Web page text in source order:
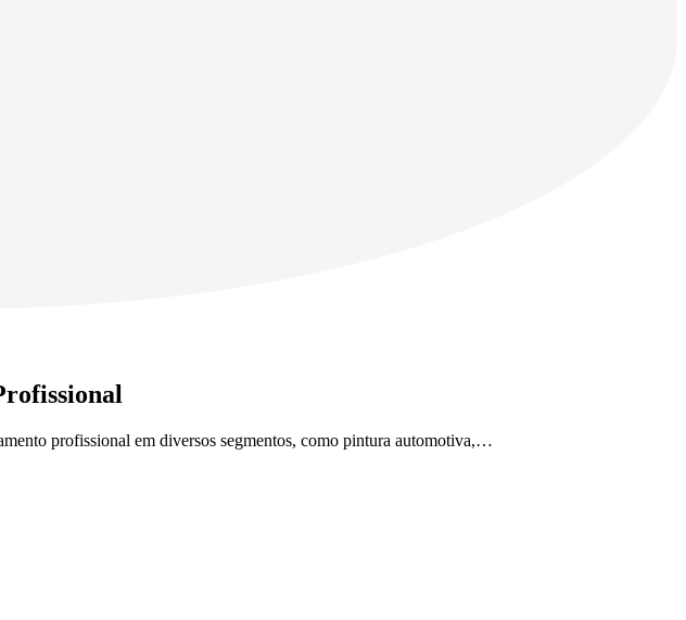
profissional em diversos segmentos, como pintura automotiva,…